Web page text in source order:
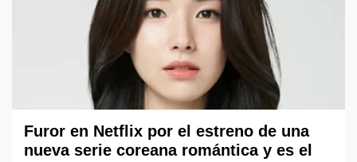
Furor en Netflix por el estreno de una
nueva serie coreana romántica y es el